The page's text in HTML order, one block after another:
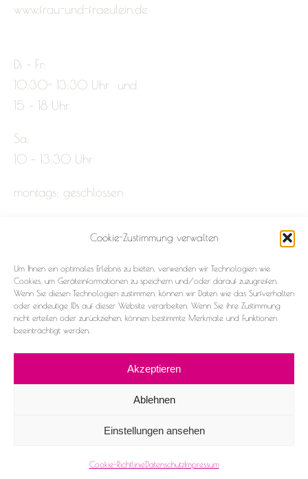
Cookie-Zustimmung verwalten
Um Ihnen ein optimales Erlebnis zu bieten, verwenden wir Technologien wie
Cookies, um Geräteinformationen zu speichern und/oder darauf zuzugreifen.
Wenn Sie diesen Technologien zustimmen, können wir Daten wie das Surfverhalten
oder eindeutige IDs auf dieser Website verarbeiten. Wenn Sie ihre Zustimmung
nicht erteilen oder zurückziehen, können bestimmte Merkmale und Funktionen
beeinträchtigt werden.
Akzeptieren
Ablehnen
Einstellungen ansehen
Cookie-RichtlinieDatenschutzImpressum
www.frau-und-fraeulein.de
Di – Fr:
10:30- 13:30 Uhr und
15 – 18 Uhr
Sa:
10 – 13:30 Uhr
montags: geschlossen
Datenschutz
Cookie-Richtlinie (EU)